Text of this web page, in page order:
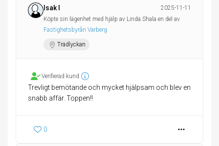
Isak I
2025-11-11
Köpte sin lägenhet med hjälp av Linda Shala en del av
Fastighetsbyrån Varberg
Trädlyckan
Verifierad kund
Trevligt bemötande och mycket hjälpsam och blev en
snabb affär. Toppen!!
0